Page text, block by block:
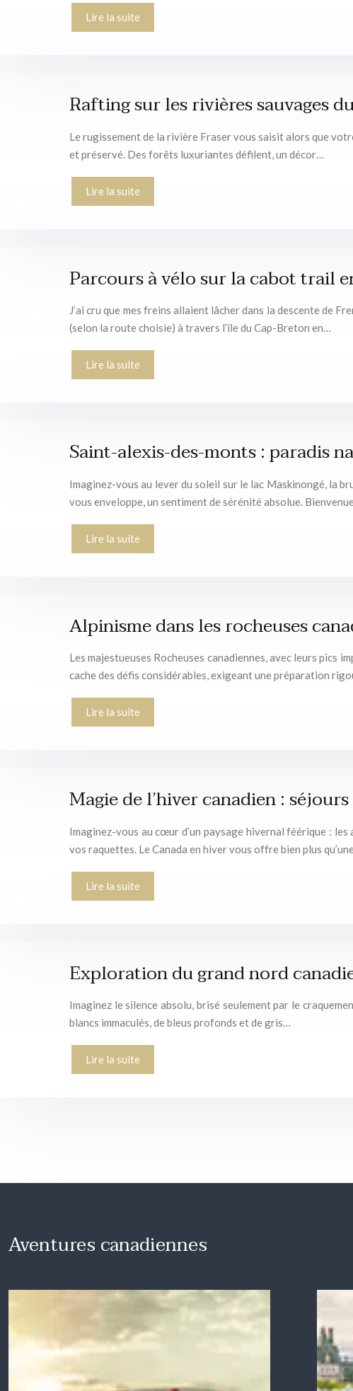
Lire la suite
Rafting sur les rivières sauvages
Le rugissement de la rivière Fraser vous saisit alors que
et préservé. Des forêts luxuriantes défilent, un décor…
Lire la suite
Parcours à vélo sur la cabot trail
J’ai cru que mes freins allaient lâcher dans la descente de
(selon la route choisie) à travers l’île du Cap-Breton en…
Lire la suite
Saint-alexis-des-monts : paradis
Imaginez-vous au lever du soleil sur le lac Maskinongé, la
vous enveloppe, un sentiment de sérénité absolue.
Lire la suite
Alpinisme dans les rocheuses
Les majestueuses Rocheuses canadiennes, avec leurs
cache des défis considérables, exigeant une préparation
Lire la suite
Magie de l’hiver canadien :
Imaginez-vous au cœur d’un paysage hivernal féérique :
vos raquettes. Le Canada en hiver vous offre bien plus qu’une
Lire la suite
Exploration du grand nord
Imaginez le silence absolu, brisé seulement par le
blancs immaculés, de bleus profonds et de gris…
Lire la suite
Aventures canadiennes